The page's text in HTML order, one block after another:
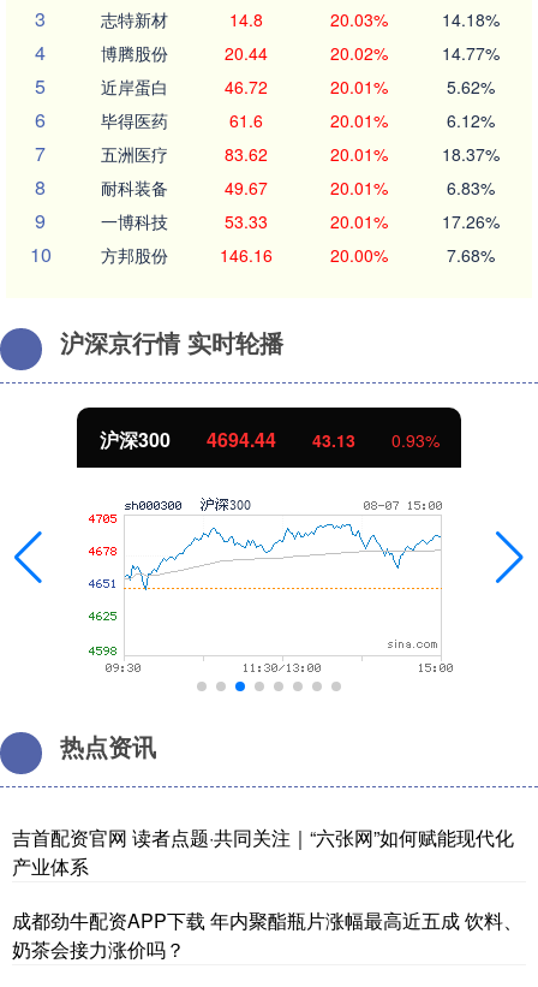
3 志特新材 14.8 20.03% 14.18%
4 博腾股份 20.44 20.02% 14.77%
5 近岸蛋白 46.72 20.01% 5.62%
6 毕得医药 61.6 20.01% 6.12%
7 五洲医疗 83.62 20.01% 18.37%
8 耐科装备 49.67 20.01% 6.83%
9 一博科技 53.33 20.01% 17.26%
10 方邦股份 146.16 20.00% 7.68%
沪深京行情 实时轮播
沪深300 4694.44 43.13 0.93%
热点资讯
吉首配资官网 读者点题·共同关注｜“六张网”如何赋能现代化
产业体系
成都劲牛配资APP下载 年内聚酯瓶片涨幅最高近五成 饮料、
奶茶会接力涨价吗？